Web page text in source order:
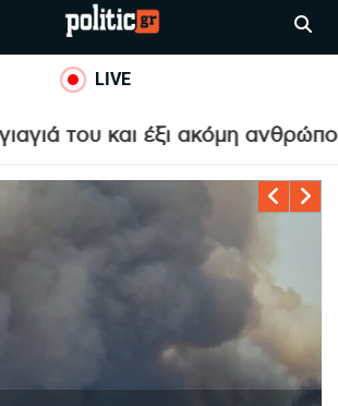
απο τη
την Ελλάδα και
LIVE
ακόμη ανθρώπους σε σχολείο